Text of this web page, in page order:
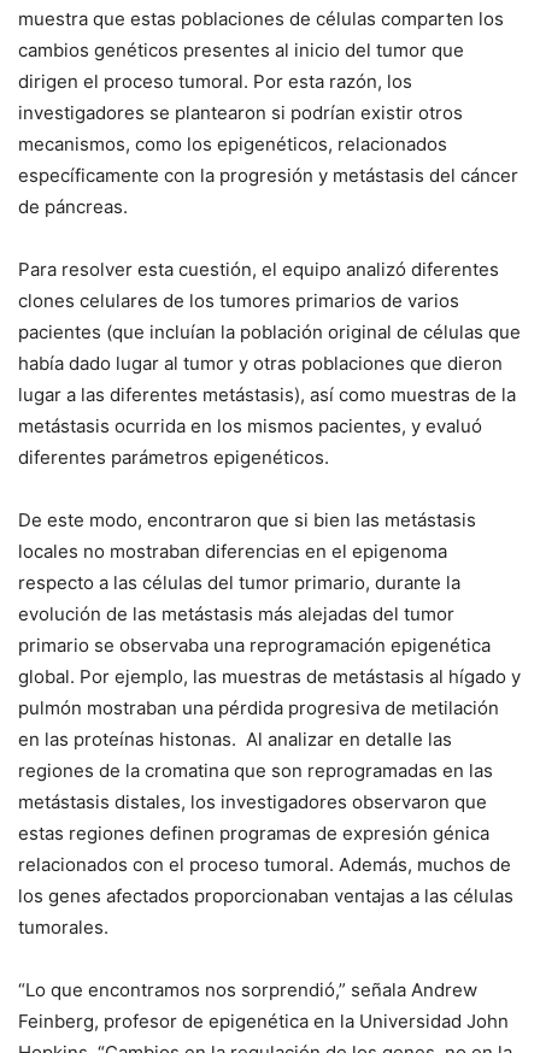
muestra que estas poblaciones de células comparten los
cambios genéticos presentes al inicio del tumor que
dirigen el proceso tumoral. Por esta razón, los
investigadores se plantearon si podrían existir otros
mecanismos, como los epigenéticos, relacionados
específicamente con la progresión y metástasis del cáncer
de páncreas.
Para resolver esta cuestión, el equipo analizó diferentes
clones celulares de los tumores primarios de varios
pacientes (que incluían la población original de células que
había dado lugar al tumor y otras poblaciones que dieron
lugar a las diferentes metástasis), así como muestras de la
metástasis ocurrida en los mismos pacientes, y evaluó
diferentes parámetros epigenéticos.
De este modo, encontraron que si bien las metástasis
locales no mostraban diferencias en el epigenoma
respecto a las células del tumor primario, durante la
evolución de las metástasis más alejadas del tumor
primario se observaba una reprogramación epigenética
global. Por ejemplo, las muestras de metástasis al hígado y
pulmón mostraban una pérdida progresiva de metilación
en las proteínas histonas. Al analizar en detalle las
regiones de la cromatina que son reprogramadas en las
metástasis distales, los investigadores observaron que
estas regiones definen programas de expresión génica
relacionados con el proceso tumoral. Además, muchos de
los genes afectados proporcionaban ventajas a las células
tumorales.
“Lo que encontramos nos sorprendió,” señala Andrew
Feinberg, profesor de epigenética en la Universidad John